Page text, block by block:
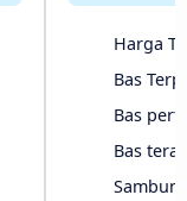
Harga
Bas
Bas
Bas